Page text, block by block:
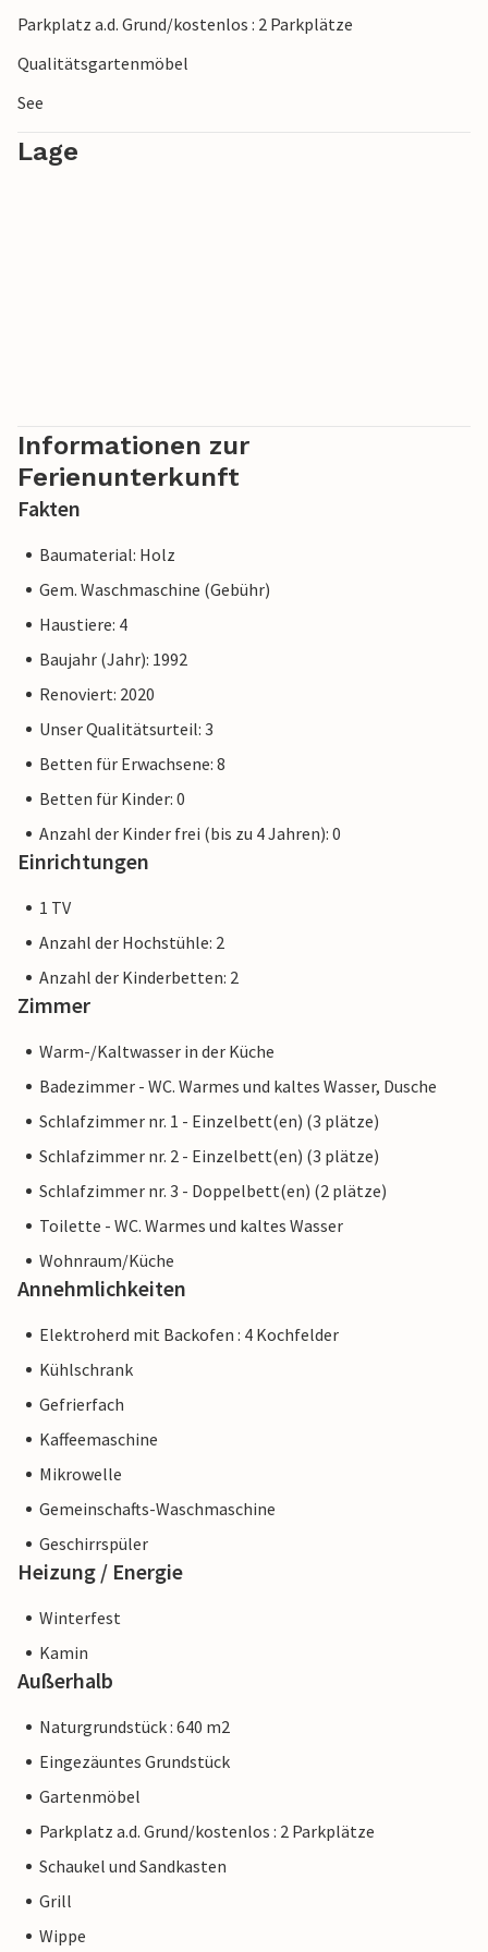
Parkplatz a.d. Grund/kostenlos : 2 Parkplätze
Qualitätsgartenmöbel
See
Lage
Informationen zur
Ferienunterkunft
Fakten
Baumaterial: Holz
Gem. Waschmaschine (Gebühr)
Haustiere: 4
Baujahr (Jahr): 1992
Renoviert: 2020
Unser Qualitätsurteil: 3
Betten für Erwachsene: 8
Betten für Kinder: 0
Anzahl der Kinder frei (bis zu 4 Jahren): 0
Einrichtungen
1 TV
Anzahl der Hochstühle: 2
Anzahl der Kinderbetten: 2
Zimmer
Warm-/Kaltwasser in der Küche
Badezimmer - WC. Warmes und kaltes Wasser, Dusche
Schlafzimmer nr. 1 - Einzelbett(en) (3 plätze)
Schlafzimmer nr. 2 - Einzelbett(en) (3 plätze)
Schlafzimmer nr. 3 - Doppelbett(en) (2 plätze)
Toilette - WC. Warmes und kaltes Wasser
Wohnraum/Küche
Annehmlichkeiten
Elektroherd mit Backofen : 4 Kochfelder
Kühlschrank
Gefrierfach
Kaffeemaschine
Mikrowelle
Gemeinschafts-Waschmaschine
Geschirrspüler
Heizung / Energie
Winterfest
Kamin
Außerhalb
Naturgrundstück : 640 m2
Eingezäuntes Grundstück
Gartenmöbel
Parkplatz a.d. Grund/kostenlos : 2 Parkplätze
Schaukel und Sandkasten
Grill
Wippe